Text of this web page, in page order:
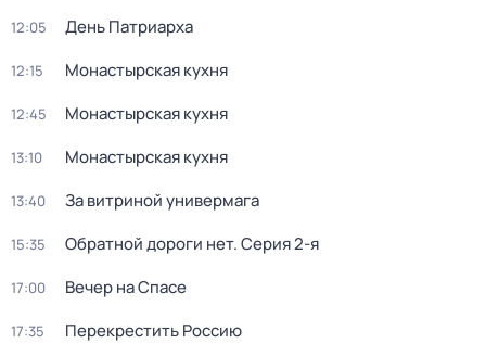
12:05 День Патриарха
12:15 Монастырская кухня
12:45 Монастырская кухня
13:10 Монастырская кухня
13:40 За витриной универмага
15:35 Обратной дороги нет. Серия 2-я
17:00 Вечер на Спасе
17:35 Перекреcтить Росcию